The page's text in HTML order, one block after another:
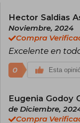
lectura
Hector Saldias
Noviembre, 2024
Compra
Excelente en
0 Esta
Eugenia Godoy
de Diciembre,
Compra